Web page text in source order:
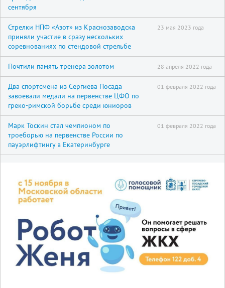
сентября
Стрелки НПФ «Азот» из Краснозаводска
приняли участие в сразу нескольких
соревнованиях по стендовой стрельбе
23 мая 2023 года
Почтили память тренера золотом 28 апреля 2022 года
Два спортсмена из Сергиева Посада
завоевали медали на первенстве ЦФО по
греко-римской борьбе среди юниоров
01 февраля 2022 года
Марк Тоскин стал чемпионом по
троеборью на первенстве России по
пауэрлифтингу в Екатеринбурге
01 февраля 2022 года